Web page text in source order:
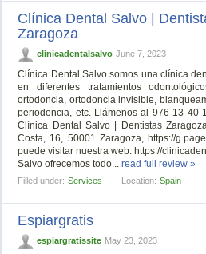
Clínica Dental Salvo |
Zaragoza
clinicadentalsalvo June 7, 2023
Clínica Dental Salvo somos una clínica
en diferentes tratamientos
ortodoncia, ortodoncia invisible,
periodoncia, etc. Llámenos al 976 13 40
Clínica Dental Salvo | Dentistas
Costa, 16, 50001 Zaragoza, https://
puede visitar nuestra web: https://
Salvo ofrecemos todo...read full review »
Filled under: Services Location: Spain
Espiargratis
espiargratissite May 23, 2023